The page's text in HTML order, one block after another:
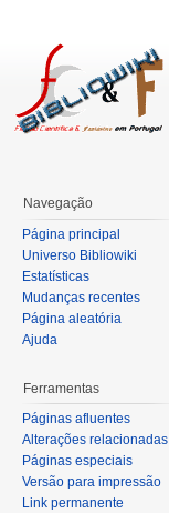
Navegação
Página principal
Universo Bibliowiki
Estatísticas
Mudanças recentes
Página aleatória
Ajuda
Ferramentas
Páginas afluentes
Alterações relacionadas
Páginas especiais
Versão para impressão
Link permanente